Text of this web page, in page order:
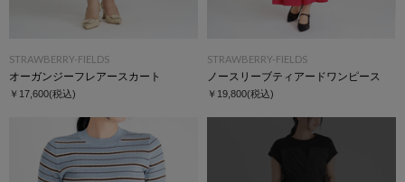
STRAWBERRY-FIELDS
オーガンジーフレアースカート
￥17,600(税込)
STRAWBERRY-FIELDS
ノースリーブティアードワンピース
￥19,800(税込)